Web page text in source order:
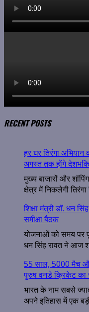
RECENT POSTS
हर घर तिरंगा
अगस्त तक होंगे
मुख्य बाजारों और
क्षेत्र में निकलेगी
शिक्षा मंत्री डॉ. धन
समीक्षा बैठक
योजनाओं को समय पर
धन सिंह रावत ने आज
55 साल, 5000 मैच
पुरुष वनडे क्रिकेट का
भारत के नाम सबसे
अपने इतिहास में एक